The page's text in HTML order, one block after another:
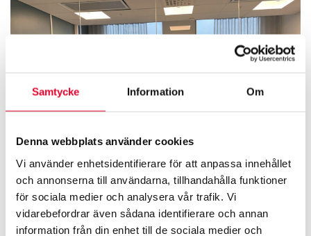
Samtycke Information Om
Denna webbplats använder cookies
Vi använder enhetsidentifierare för att anpassa innehållet
och annonserna till användarna, tillhandahålla funktioner
för sociala medier och analysera vår trafik. Vi
vidarebefordrar även sådana identifierare och annan
information från din enhet till de sociala medier och